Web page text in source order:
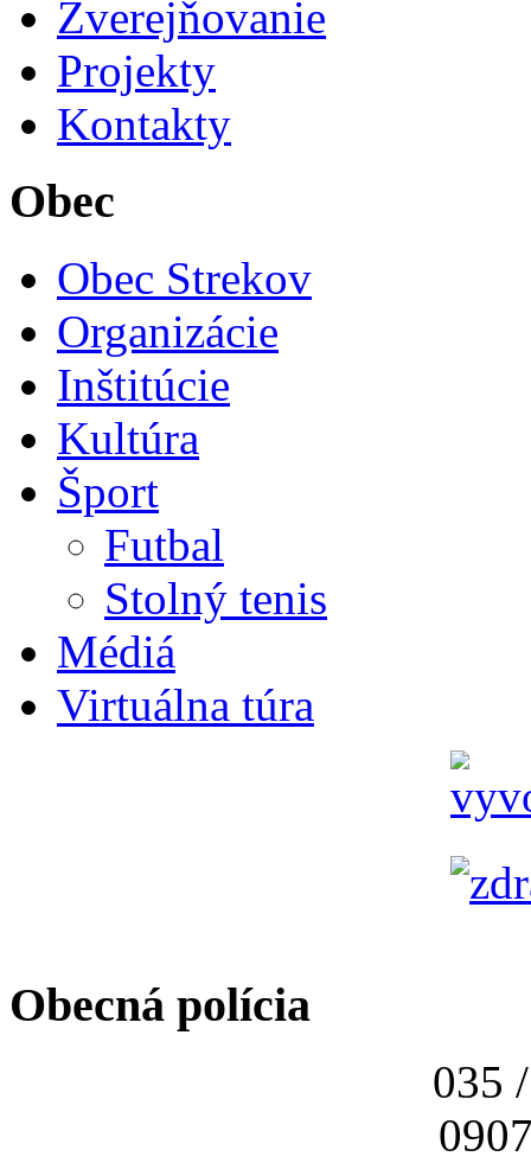
Zverejňovanie
Projekty
Kontakty
Obec
Obec Strekov
Organizácie
Inštitúcie
Kultúra
Šport
Futbal
Stolný tenis
Médiá
Virtuálna túra
Obecná polícia
035